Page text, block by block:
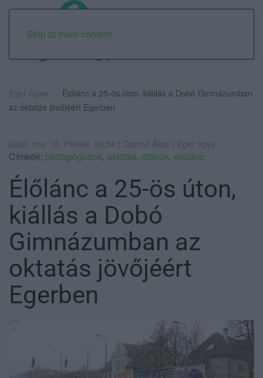
Skip to main content
Eger Ügye
Élőlánc a 25-ös úton, kiállás a Dobó Gimnázumban
az oktatás jövőjéért Egerben
2022. nov. 18. Péntek, 09:54 | Csarnó Ákos | Eger ügye
Címkék: pedagógusok, oktatás, diákok, élőlánc
Élőlánc a 25-ös úton,
kiállás a Dobó
Gimnázumban az
oktatás jövőjéért
Egerben